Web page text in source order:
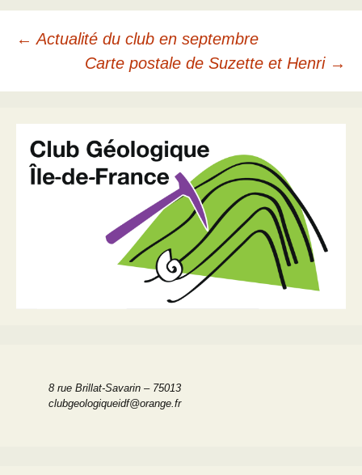
Navigation
des
articles
← Actualité du club en septembre
Carte postale de Suzette et Henri →
8 rue Brillat-Savarin – 75013
clubgeologiqueidf@orange.fr